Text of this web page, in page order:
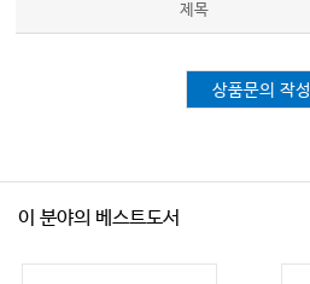
제목
상품문의 작성
이 분야의 베스트도서